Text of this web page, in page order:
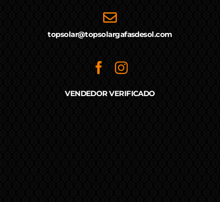
topsolar@topsolargafasdesol.com
VENDEDOR VERIFICADO